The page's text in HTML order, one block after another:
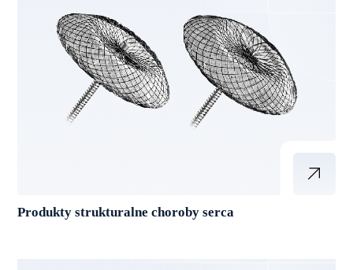
Produkty strukturalne choroby serca